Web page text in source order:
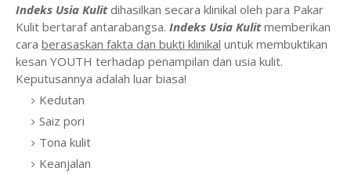
Indeks Usia Kulitdihasilkan secara klinikal oleh para Pakar
Kulit bertaraf antarabangsa. Indeks Usia Kulitmemberikan
cara berasaskan fakta dan bukti klinikal untuk membuktikan
kesan YOUTH terhadap penampilan dan usia kulit.
Keputusannya adalah luar biasa!
Kedutan
Saiz pori
Tona kulit
Keanjalan